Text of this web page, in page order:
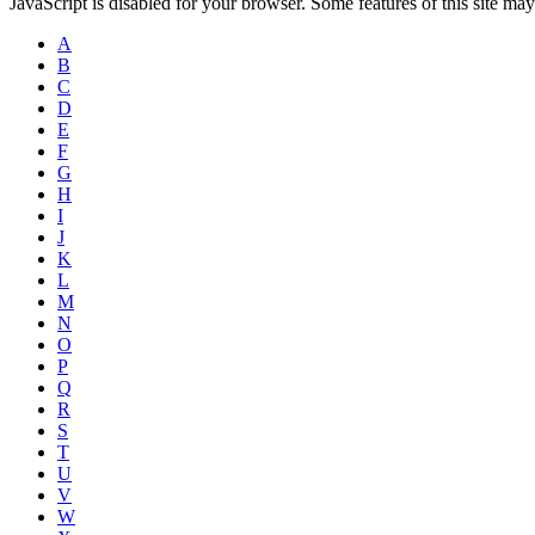
A
B
C
D
E
F
G
H
I
J
K
L
M
N
O
P
Q
R
S
T
U
V
W